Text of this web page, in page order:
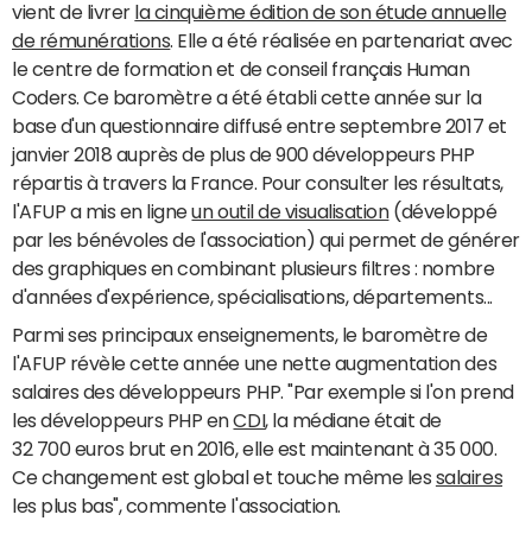
vient de livrer la cinquième édition de son étude annuelle
de rémunérations . Elle a été réalisée en partenariat avec
le centre de formation et de conseil français Human
Coders. Ce baromètre a été établi cette année sur la
base d'un questionnaire diffusé entre septembre 2017 et
janvier 2018 auprès de plus de 900 développeurs PHP
répartis à travers la France. Pour consulter les résultats,
l'AFUP a mis en ligneun outil de visualisation(développé
par les bénévoles de l'association) qui permet de générer
des graphiques en combinant plusieurs filtres : nombre
d'années d'expérience, spécialisations, départements...
Parmi ses principaux enseignements, le baromètre de
l'AFUP révèle cette année une nette augmentation des
salaires des développeurs PHP. "Par exemple si l'on prend
les développeurs PHP enCDI, la médiane était de
32 700 euros brut en 2016, elle est maintenant à 35 000.
Ce changement est global et touche même les salaires
les plus bas", commente l'association.